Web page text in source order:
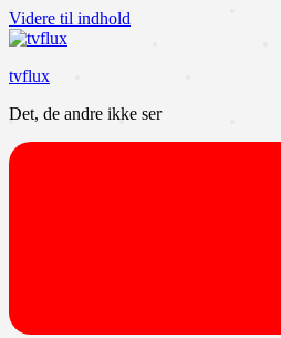
Videre til indhold
tvflux
Det, de andre ikke ser